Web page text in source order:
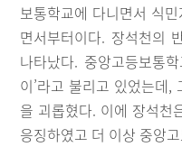
보통학교에 다니면서 식
면서부터이다. 장석천의
나타났다. 중앙고등보통
이’라고 불리고 있었는데
을 괴롭혔다. 이에 장석천
응징하였고 더 이상 중앙